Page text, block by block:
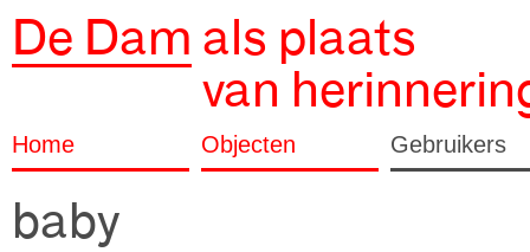
De Dam als plaats
van
Home Objecten Gebruikers
baby